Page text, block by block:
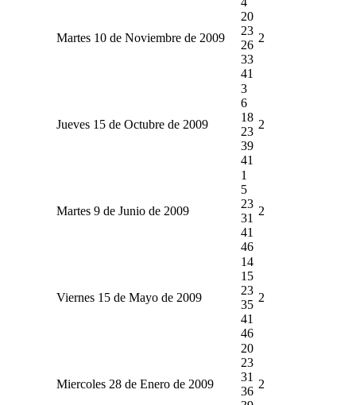
Martes 10 de Noviembre de 2009
20
23
26
33
41
2
Jueves 15 de Octubre de 2009
3
6
18
23
39
41
2
Martes 9 de Junio de 2009
1
5
23
31
41
46
2
Viernes 15 de Mayo de 2009
14
15
23
35
41
46
2
Miercoles 28 de Enero de 2009
20
23
31
36
2